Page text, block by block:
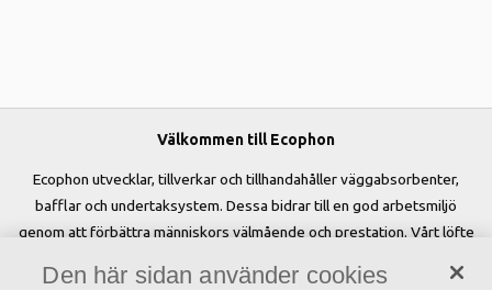
Välkommen till Ecophon
Ecophon utvecklar, tillverkar och tillhandahåller väggabsorbenter,
bafflar och undertaksystem. Dessa bidrar till en god arbetsmiljö
genom att förbättra människors välmående och prestation. Vårt löfte
Den här sidan använder cookies